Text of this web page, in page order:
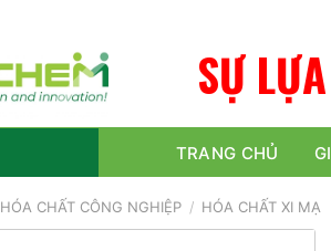
SỰ LỰA
TRANG CHỦ
HÓA CHẤT CÔNG NGHIỆP / HÓA CHẤT XI MẠ